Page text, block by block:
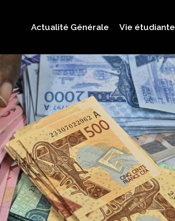
Actualité Générale Vie étudiante